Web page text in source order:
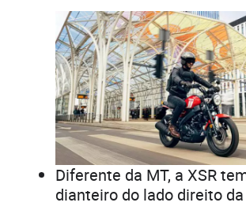
Diferente da MT, a XSR
dianteiro do lado direito